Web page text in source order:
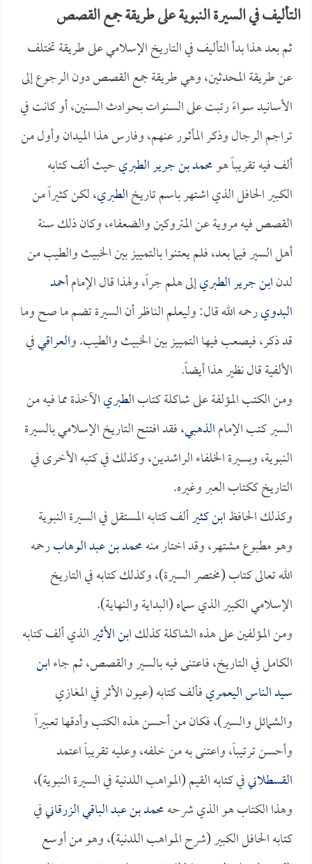
التأليف في السيرة النبوية على طريقة جمع القصص
ثم بعد هذا بدأ التأليف في التاريخ الإسلامي على طريقة تختلف
عن طريقة المحدثين، وهي طريقة جمع القصص دون الرجوع إلى
الأسانيد سواءً رتبت على السنوات بحوادث السنين، أو كانت في
تراجم الرجال وذكر المأثور عنهم، وفارس هذا الميدان وأول من
ألف فيه تقريباً هومحمد بن جرير الطبريحيث ألف كتابه
الكبير الحافل الذي اشتهر باسم تاريخالطبري، لكن كثيراً من
القصص فيه مروية عن المتروكين والضعفاء، وكان ذلك سنة
أهل السير فيما بعد، فلم يعتنوا بالتمييز بين الخبيث والطيب من
لدنابن جرير الطبريإلى هلم جراً، ولهذا قال الإمامأحمد
البدويرحمه الله قال: وليعلم الناظر أن السيرة تضم ما صح وما
قد ذكر، فيصعب فيها التمييز بين الخبيث والطيب. والعراقيفي
الألفية قال نظير هذا أيضاً.
ومن الكتب المؤلفة على شاكلة كتابالطبريالآخذة مما فيه من
السير كتب الإمامالذهبي، فقد افتتح التاريخ الإسلامي بالسيرة
النبوية، وبسيرة الخلفاء الراشدين، وكذلك في كتبه الأخرى في
التاريخ ككتاب العبر وغيره.
وكذلك الحافظابن كثيرألف كتابه المستقل في السيرة النبوية
وهو مطبوع مشتهر، وقد اختار منهمحمد بن عبد الوهابرحمه
الله تعالى كتاب (مختصر السيرة)، وكذلك كتابه في التاريخ
الإسلامي الكبير الذي سماه (البداية والنهاية).
ومن المؤلفين على هذه الشاكلة كذلكابن الأثيرالذي ألف كتابه
الكامل في التاريخ، فاعتنى فيه بالسير والقصص، ثم جاءابن
سيد الناس اليعمريفألف كتابه (عيون الأثر في المغازي
والشمائل والسير)، فكان من أحسن هذه الكتب وأدقها تعبيراً
وأحسن ترتيباً، واعتنى به من خلفه، وعليه تقريباً اعتمد
القسطلانيفي كتابه القيم (المواهب اللدنية في السيرة النبوية)،
وهذا الكتاب هو الذي شرحهمحمد بن عبد الباقي الزرقانيفي
كتابه الحافل الكبير (شرح المواهب اللدنية)، وهو من أوسع